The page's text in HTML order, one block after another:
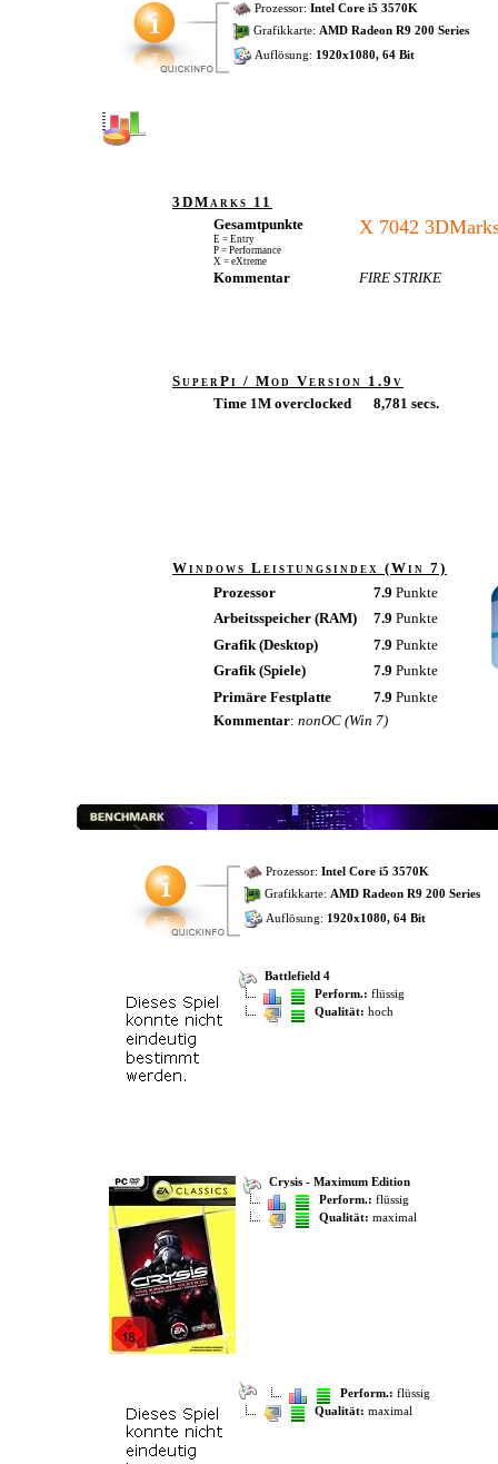
Prozessor: Intel Core i5 3570K
Grafikkarte: AMD Radeon R9 200 Series
Auflösung: 1920x1080, 64 Bit
3DMarks 11
Gesamtpunkte
E = Entry
P = Performance
X = eXtreme
X 7042
Kommentar FIRE STRIKE
SuperPi / Mod Version 1.9v
Time 1M overclocked
8,781 secs.
Windows Leistungsindex (Win 7)
Prozessor
7.9 Punkte
Arbeitsspeicher (RAM)
7.9 Punkte
Grafik (Desktop)
7.9 Punkte
Grafik (Spiele)
7.9 Punkte
Primäre Festplatte
7.9 Punkte
Kommentar: nonOC (Win 7)
Prozessor: Intel Core i5 3570K
Grafikkarte: AMD Radeon R9 200 Series
Auflösung: 1920x1080, 64 Bit
Battlefield 4
Perform.: flüssig
Qualität: hoch
Crysis - Maximum Edition
Perform.: flüssig
Qualität: maximal
Perform.: flüssig
Qualität: maximal